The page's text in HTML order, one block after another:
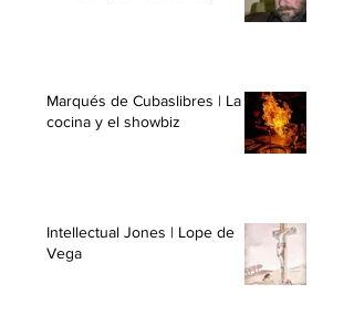
Marqués de Cubaslibres | La
cocina y el showbiz
Intellectual Jones | Lope de
Vega